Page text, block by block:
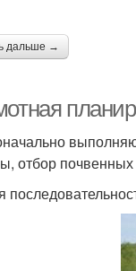
дальше →
отбор